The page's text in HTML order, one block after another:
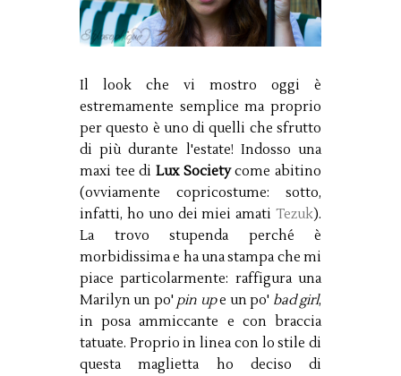
Il look che vi mostro oggi è
estremamente semplice ma proprio
per questo è uno di quelli che sfrutto
di più durante l'estate! Indosso una
maxi tee di Lux Societycome abitino
(ovviamente copricostume: sotto,
infatti, ho uno dei miei amati Tezuk).
La trovo stupenda perché è
morbidissima e ha una stampa che mi
piace particolarmente: raffigura una
Marilyn un po' pin upe un po' bad girl,
in posa ammiccante e con braccia
tatuate. Proprio in linea con lo stile di
questa maglietta ho deciso di